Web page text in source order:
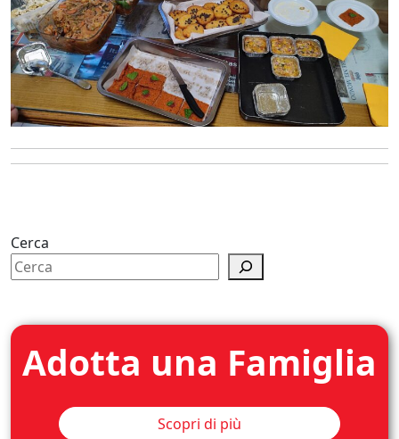
Cerca
Adotta una Famiglia
Scopri di più